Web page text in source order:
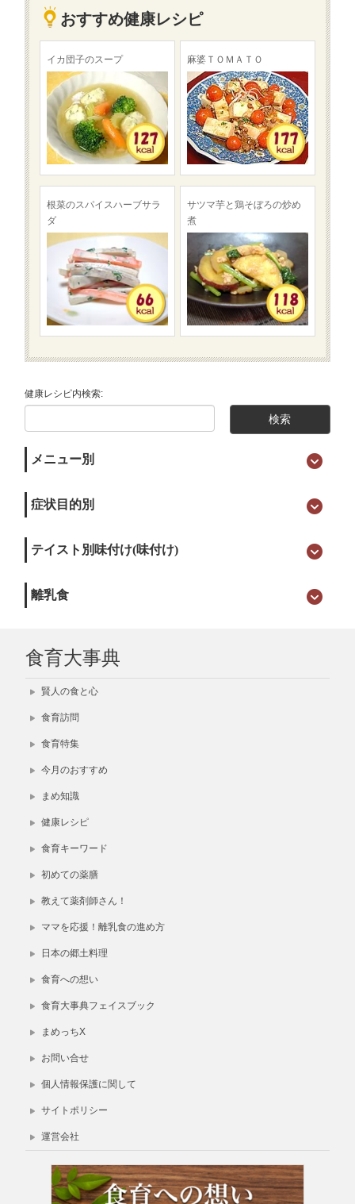
おすすめ健康レシピ
イカ団子のスープ 麻婆ＴＯＭＡＴＯ
根菜のスパイスハーブサラ
ダ
サツマ芋と鶏そぼろの炒め
煮
健康レシピ内検索:
メニュー別
症状目的別
テイスト別味付け(味付け)
離乳食
食育大事典
賢人の食と心
食育訪問
食育特集
今月のおすすめ
まめ知識
健康レシピ
食育キーワード
初めての薬膳
教えて薬剤師さん！
ママを応援！離乳食の進め方
日本の郷土料理
食育への想い
食育大事典フェイスブック
まめっちX
お問い合せ
個人情報保護に関して
サイトポリシー
運営会社